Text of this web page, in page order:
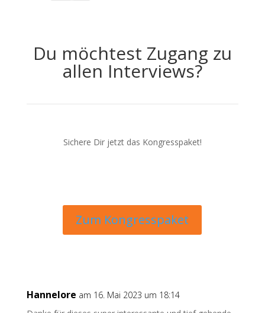
Du möchtest Zugang zu
allen Interviews?
Sichere Dir jetzt das Kongresspaket!
Zum Kongresspaket
Hannelore am 16. Mai 2023 um 18:14